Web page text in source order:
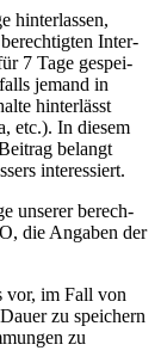
hinter­lassen,
Inter­
7 Tage gespei­
jemand in
hinter­lässt
etc.). In diesem
belangt
inter­es­siert.
unserer berech­
die Angaben der
vor, im Fall von
zu speichern
zu